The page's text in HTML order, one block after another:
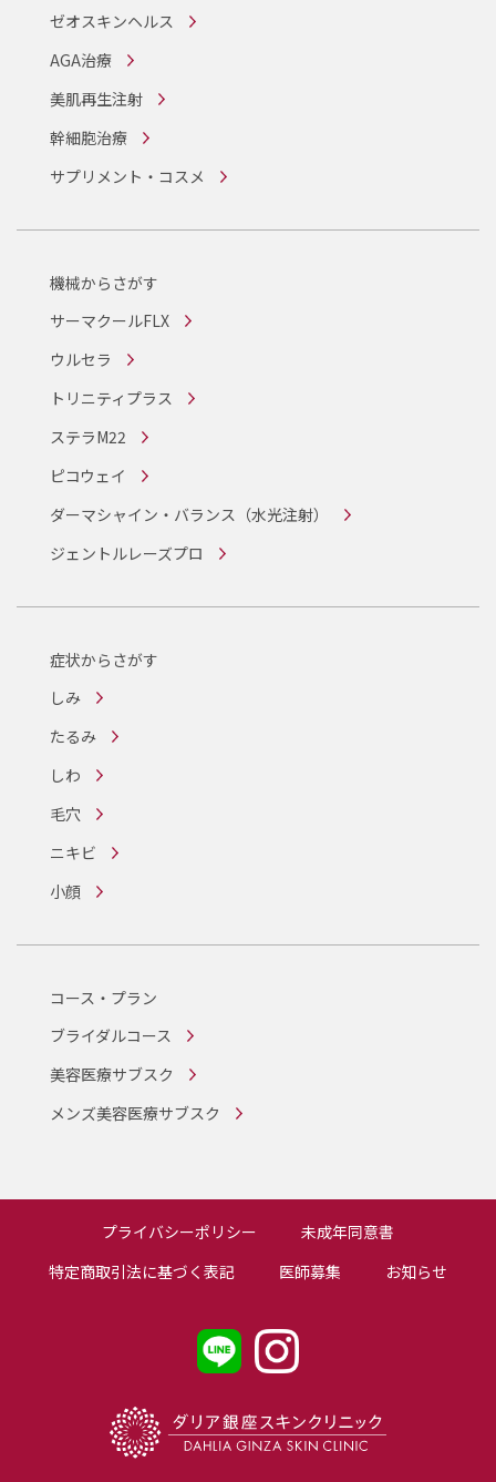
ゼオスキンヘルス
AGA治療
美肌再生注射
幹細胞治療
サプリメント・コスメ
機械からさがす
サーマクールFLX
ウルセラ
トリニティプラス
ステラM22
ピコウェイ
ダーマシャイン・バランス （水光注射）
ジェントルレーズプロ
症状からさがす
しみ
たるみ
しわ
毛穴
ニキビ
小顔
コース・プラン
ブライダルコース
美容医療サブスク
メンズ美容医療サブスク
プライバシーポリシー
未成年同意書
特定商取引法に基づく表記
医師募集 お知らせ